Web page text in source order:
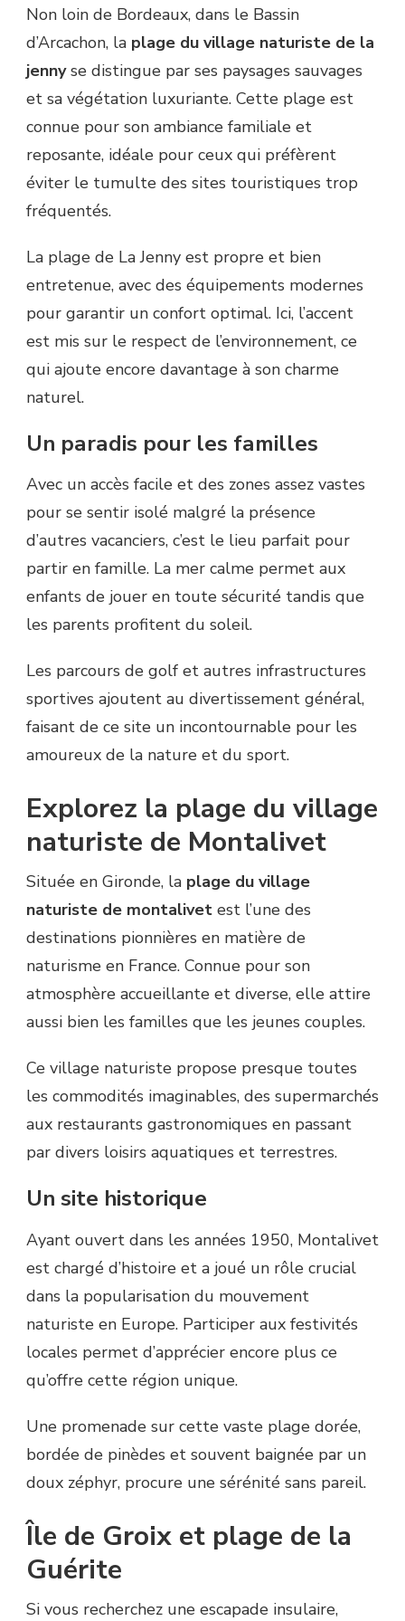
Non loin de Bordeaux, dans le Bassin
d’Arcachon, la plage du village naturiste de la
jennyse distingue par ses paysages sauvages
et sa végétation luxuriante. Cette plage est
connue pour son ambiance familiale et
reposante, idéale pour ceux qui préfèrent
éviter le tumulte des sites touristiques trop
fréquentés.
La plage de La Jenny est propre et bien
entretenue, avec des équipements modernes
pour garantir un confort optimal. Ici, l’accent
est mis sur le respect de l’environnement, ce
qui ajoute encore davantage à son charme
naturel.
Un paradis pour les familles
Avec un accès facile et des zones assez vastes
pour se sentir isolé malgré la présence
d’autres vacanciers, c’est le lieu parfait pour
partir en famille. La mer calme permet aux
enfants de jouer en toute sécurité tandis que
les parents profitent du soleil.
Les parcours de golf et autres infrastructures
sportives ajoutent au divertissement général,
faisant de ce site un incontournable pour les
amoureux de la nature et du sport.
Explorez la plage du village
naturiste de Montalivet
Située en Gironde, la plage du village
naturiste de montalivet est l’une des
destinations pionnières en matière de
naturisme en France. Connue pour son
atmosphère accueillante et diverse, elle attire
aussi bien les familles que les jeunes couples.
Ce village naturiste propose presque toutes
les commodités imaginables, des supermarchés
aux restaurants gastronomiques en passant
par divers loisirs aquatiques et terrestres.
Un site historique
Ayant ouvert dans les années 1950, Montalivet
est chargé d’histoire et a joué un rôle crucial
dans la popularisation du mouvement
naturiste en Europe. Participer aux festivités
locales permet d’apprécier encore plus ce
qu’offre cette région unique.
Une promenade sur cette vaste plage dorée,
bordée de pinèdes et souvent baignée par un
doux zéphyr, procure une sérénité sans pareil.
Île de Groix et plage de la
Guérite
Si vous recherchez une escapade insulaire,